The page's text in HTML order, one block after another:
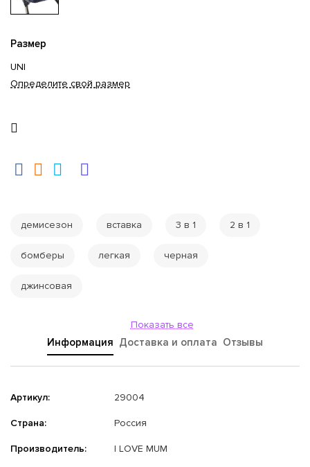
Размер
UNI
Определите свой размер
демисезон вставка 3 в 1 2 в 1
бомберы легкая черная
джинсовая
Показать все
Информация Доставка и оплата Отзывы
Артикул: 29004
Страна: Россия
Производитель: I LOVE MUM